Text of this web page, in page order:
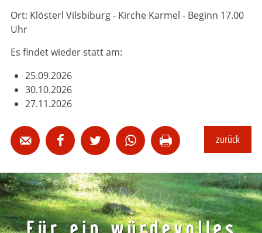
Ort: Klösterl Vilsbiburg - Kirche Karmel - Beginn 17.00
Uhr
Es findet wieder statt am:
25.09.2026
30.10.2026
27.11.2026
     zurück